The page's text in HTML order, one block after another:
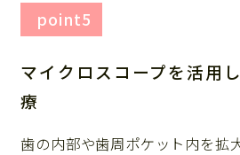
point5
マイクロスコープを活用
療
歯の内部や歯周ポケット内を拡